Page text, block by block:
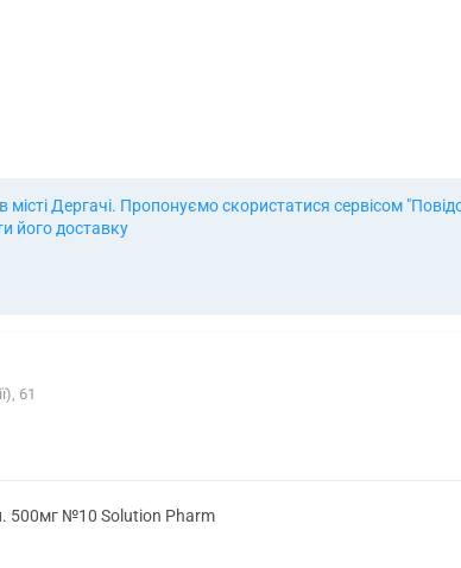
Дергачі. Пропонуємо скористатися сервісом
його доставку
61
500мг №10 Solution Pharm